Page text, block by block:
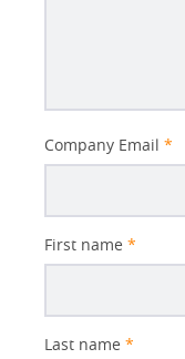
Better
Subject
Company Email *
First name *
Last name *